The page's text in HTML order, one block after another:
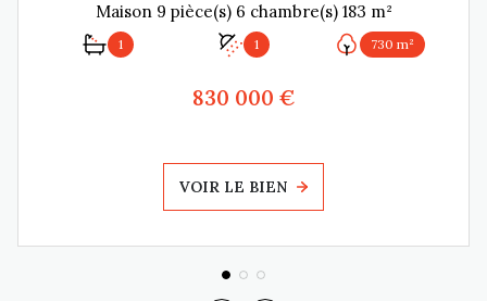
Maison 9 pièce(s) 6 chambre(s) 183 m²
1 1 730 m²
830 000 €
VOIR LE BIEN